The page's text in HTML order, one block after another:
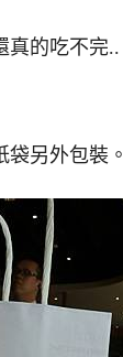
真的吃不完..
另外包裝。